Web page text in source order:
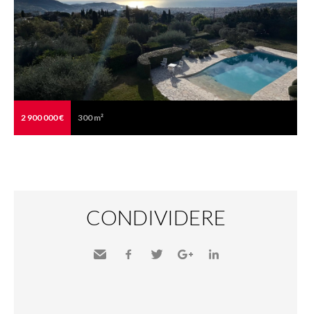
2 900 000 € 300 m²
CONDIVIDERE